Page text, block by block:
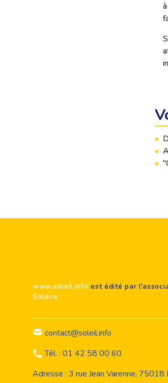
•
•
•
www.soleil.info est édité par
Solaire
contact@soleil.info
Tél. : 01 42 58 00 60
Adresse : 3 rue Jean Varenne, 75018